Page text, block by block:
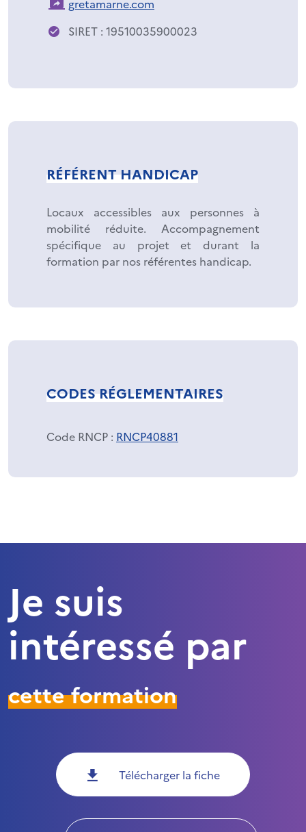
gretamarne.com
SIRET : 19510035900023
RÉFÉRENT HANDICAP
Locaux accessibles aux personnes à
mobilité réduite. Accompagnement
spécifique au projet et durant la
formation par nos référentes handicap.
CODES RÉGLEMENTAIRES
Code RNCP : RNCP40881
Je suis
intéressé par
cette formation
Télécharger la fiche